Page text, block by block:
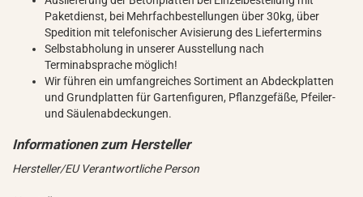
Paketdienst, bei Mehrfachbestellungen über 30kg, über
Spedition mit telefonischer Avisierung des Liefertermins
Selbstabholung in unserer Ausstellung nach
Terminabsprache möglich!
Wir führen ein umfangreiches Sortiment an Abdeckplatten
und Grundplatten für Gartenfiguren, Pflanzgefäße, Pfeiler-
und Säulenabdeckungen.
Hersteller/EU Verantwortliche Person